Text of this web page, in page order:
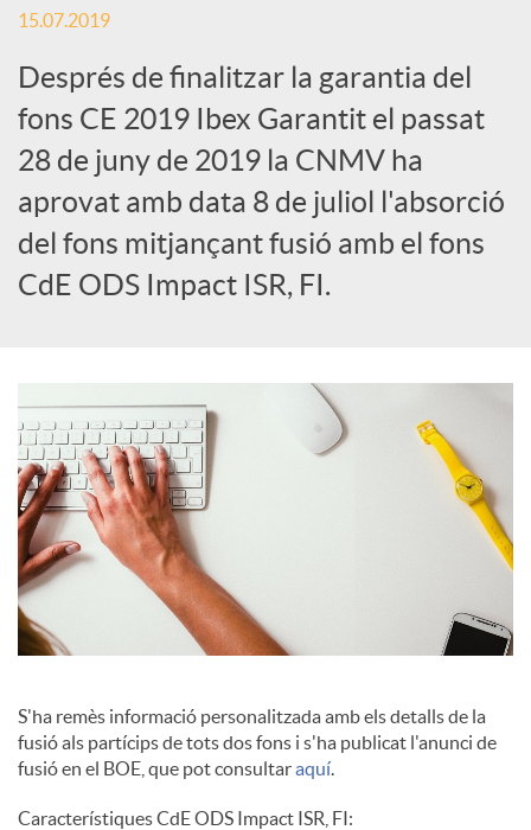
c
a
d
o
d
e
c
o
n
t
15.07.2019
Després de finalitzar la garantia del
fons CE 2019 Ibex Garantit el passat
28 de juny de 2019 la CNMV ha
aprovat amb data 8 de juliol l'absorció
del fons mitjançant fusió amb el fons
CdE ODS Impact ISR, FI.
S'ha remès informació personalitzada amb els detalls de la
fusió als partícips de tots dos fons i s'ha publicat l'anunci de
fusió en el BOE, que pot consultaraquí.
Característiques CdE ODS Impact ISR, FI: